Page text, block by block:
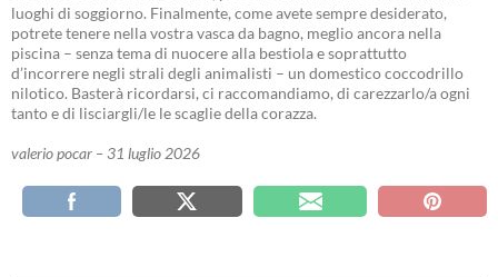
luoghi di soggiorno. Finalmente, come avete sempre desiderato,
potrete tenere nella vostra vasca da bagno, meglio ancora nella
piscina – senza tema di nuocere alla bestiola e soprattutto
d’incorrere negli strali degli animalisti – un domestico coccodrillo
nilotico. Basterà ricordarsi, ci raccomandiamo, di carezzarlo/a ogni
tanto e di lisciargli/le le scaglie della corazza.
valerio pocar – 31 luglio 2026